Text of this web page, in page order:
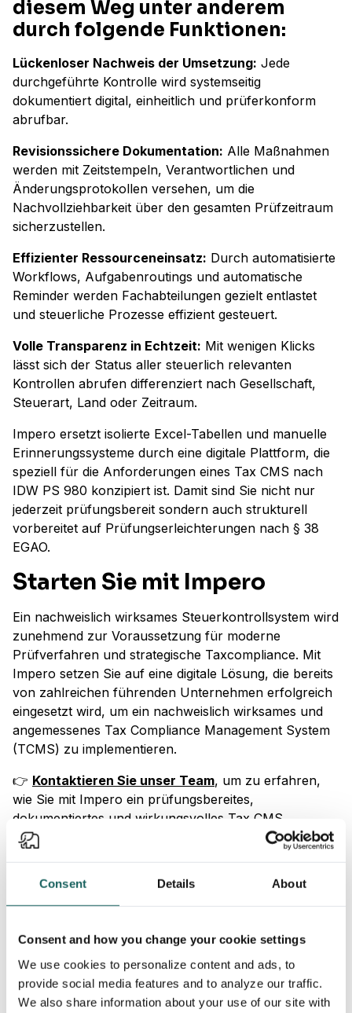
Consent Details About
Consent and how you change your cookie settings
We use cookies to personalize content and ads, to
provide social media features and to analyze our traffic.
We also share information about your use of our site with
diesem Weg unter anderem
durch folgende Funktionen:
Lückenloser Nachweis der Umsetzung: Jede
durchgeführte Kontrolle wird systemseitig
dokumentiert digital, einheitlich und prüferkonform
abrufbar.
Revisionssichere Dokumentation: Alle Maßnahmen
werden mit Zeitstempeln, Verantwortlichen und
Änderungsprotokollen versehen, um die
Nachvollziehbarkeit über den gesamten Prüfzeitraum
sicherzustellen.
Effizienter Ressourceneinsatz: Durch automatisierte
Workflows, Aufgabenroutings und automatische
Reminder werden Fachabteilungen gezielt entlastet
und steuerliche Prozesse effizient gesteuert.
Volle Transparenz in Echtzeit: Mit wenigen Klicks
lässt sich der Status aller steuerlich relevanten
Kontrollen abrufen differenziert nach Gesellschaft,
Steuerart, Land oder Zeitraum.
Impero ersetzt isolierte Excel-Tabellen und manuelle
Erinnerungssysteme durch eine digitale Plattform, die
speziell für die Anforderungen eines Tax CMS nach
IDW PS 980 konzipiert ist. Damit sind Sie nicht nur
jederzeit prüfungsbereit sondern auch strukturell
vorbereitet auf Prüfungserleichterungen nach § 38
EGAO.
Starten Sie mit Impero
Ein nachweislich wirksames Steuerkontrollsystem wird
zunehmend zur Voraussetzung für moderne
Prüfverfahren und strategische Taxcompliance. Mit
Impero setzen Sie auf eine digitale Lösung, die bereits
von zahlreichen führenden Unternehmen erfolgreich
eingesetzt wird, um ein nachweislich wirksames und
angemessenes Tax Compliance Management System
(TCMS) zu implementieren.
👉 Kontaktieren Sie unser Team, um zu erfahren,
wie Sie mit Impero ein prüfungsbereites,
dokumentiertes und wirkungsvolles Tax CMS
aufbauen können.
Entdecken Sie mehr...